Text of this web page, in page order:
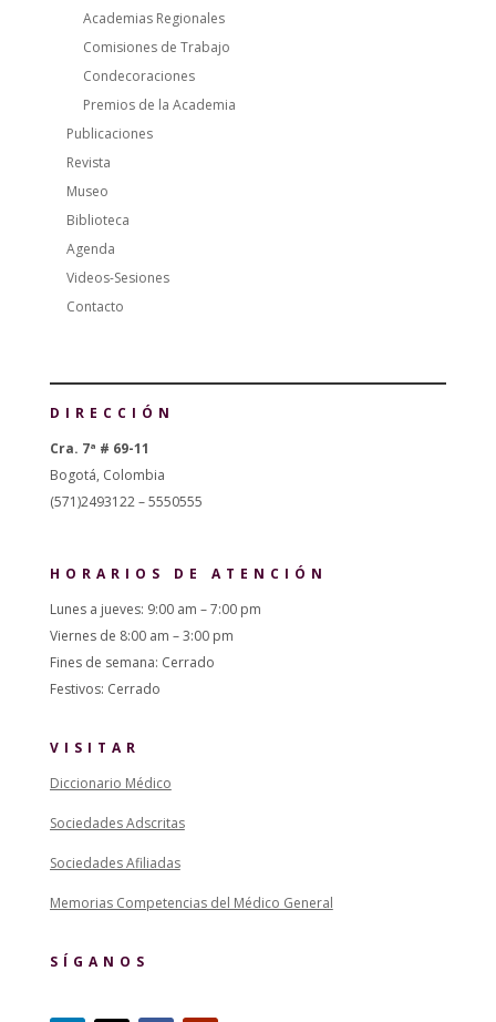
Academias Regionales
Comisiones de Trabajo
Condecoraciones
Premios de la Academia
Publicaciones
Revista
Museo
Biblioteca
Agenda
Videos-Sesiones
Contacto
DIRECCIÓN
Cra. 7ª # 69-11
Bogotá, Colombia
(571)2493122 – 5550555
HORARIOS DE ATENCIÓN
Lunes a jueves: 9:00 am – 7:00 pm
Viernes de 8:00 am – 3:00 pm
Fines de semana: Cerrado
Festivos: Cerrado
VISITAR
Diccionario Médico
Sociedades Adscritas
Sociedades Afiliadas
Memorias Competencias del Médico General
SÍGANOS